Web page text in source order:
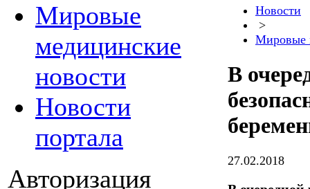
Мировые
медицинские
новости
Новости
портала
Авторизация
Новости
>
Мировые
В
27.02.2018